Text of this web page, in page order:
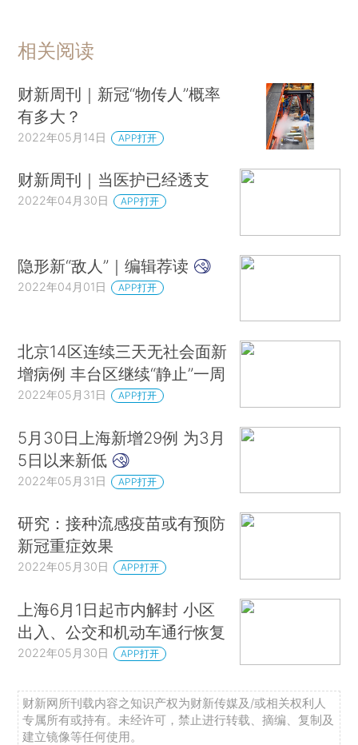
相关阅读
财新周刊｜新冠“物传人”概率
有多大？
2022年05月14日 APP打开
财新周刊｜当医护已经透支
2022年04月30日 APP打开
隐形新“敌人”｜编辑荐读
2022年04月01日 APP打开
北京14区连续三天无社会面新
增病例 丰台区继续“静止”一周
2022年05月31日 APP打开
5月30日上海新增29例 为3月
5日以来新低
2022年05月31日 APP打开
研究：接种流感疫苗或有预防
新冠重症效果
2022年05月30日 APP打开
上海6月1日起市内解封 小区
出入、公交和机动车通行恢复
2022年05月30日 APP打开
财新网所刊载内容之知识产权为财新传媒及/或相关权利人
专属所有或持有。未经许可，禁止进行转载、摘编、复制及
建立镜像等任何使用。